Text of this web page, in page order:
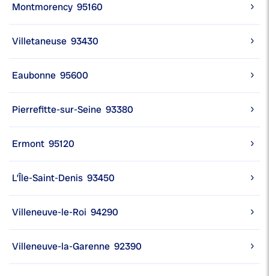
Montmorency 95160
Villetaneuse 93430
Eaubonne 95600
Pierrefitte-sur-Seine 93380
Ermont 95120
L’Île-Saint-Denis 93450
Villeneuve-le-Roi 94290
Villeneuve-la-Garenne 92390